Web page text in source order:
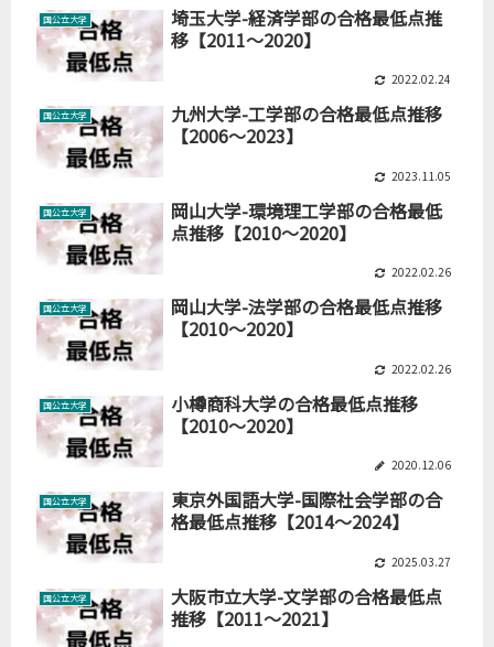
国公立大学
埼玉大学-経済学部の合格最低点推
移【2011～2020】
2022.02.24
国公立大学
九州大学-工学部の合格最低点推移
【2006～2023】
2023.11.05
国公立大学
岡山大学-環境理工学部の合格最低
点推移【2010～2020】
2022.02.26
国公立大学
岡山大学-法学部の合格最低点推移
【2010～2020】
2022.02.26
国公立大学
小樽商科大学の合格最低点推移
【2010～2020】
2020.12.06
国公立大学
東京外国語大学-国際社会学部の合
格最低点推移【2014～2024】
2025.03.27
国公立大学
大阪市立大学-文学部の合格最低点
推移【2011～2021】